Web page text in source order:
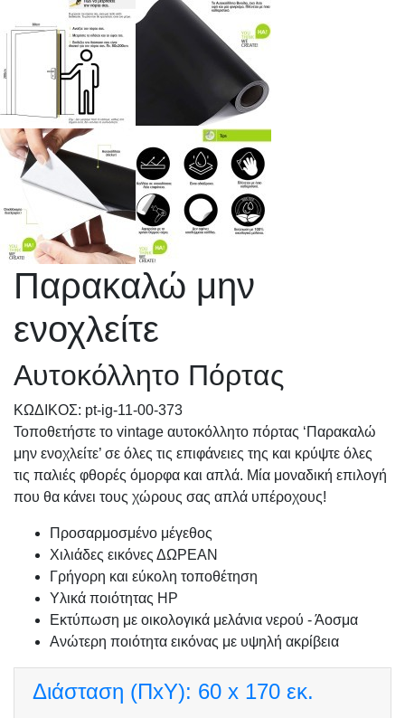
Παρακαλώ μην
ενοχλείτε
Αυτοκόλλητο Πόρτας
KΩΔΙΚΟΣ: pt-ig-11-00-373
Τοποθετήστε το vintage αυτοκόλλητο πόρτας ‘Παρακαλώ
μην ενοχλείτε’ σε όλες τις επιφάνειες της και κρύψτε όλες
τις παλιές φθορές όμορφα και απλά. Μία μοναδική επιλογή
που θα κάνει τους χώρους σας απλά υπέροχους!
Προσαρμοσμένo μέγεθος
Χιλιάδες εικόνες ΔΩΡΕΑΝ
Γρήγορη και εύκολη τοποθέτηση
Υλικά ποιότητας HP
Εκτύπωση με οικολογικά μελάνια νερού - Άοσμα
Ανώτερη ποιότητα εικόνας με υψηλή ακρίβεια
Διάσταση (ΠxΥ): 60 x 170 εκ.